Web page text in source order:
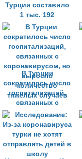
Турции составило
1 тыс. 192
В Турции
сократилось число
госпитализаций,
связанных с
коронавирусом, но
выросло
количество
тяжёлых случаев